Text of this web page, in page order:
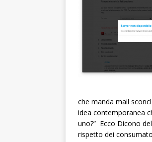
che manda mail
idea contemporanea
uno?” Ecco Dicono
rispetto dei